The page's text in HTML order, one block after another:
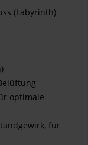
(Labyrinth)
optimale
für